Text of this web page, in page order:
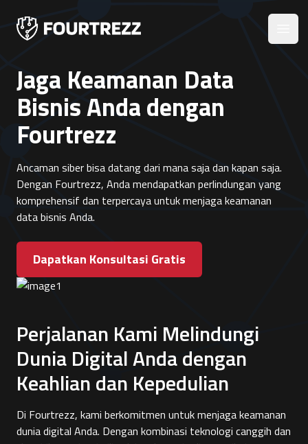
Jaga Keamanan Data
Bisnis Anda dengan
Fourtrezz
Ancaman siber bisa datang dari mana saja dan kapan saja.
Dengan Fourtrezz, Anda mendapatkan perlindungan yang
komprehensif dan terpercaya untuk menjaga keamanan
data bisnis Anda.
Dapatkan Konsultasi Gratis
Perjalanan Kami Melindungi
Dunia Digital Anda dengan
Keahlian dan Kepedulian
Di Fourtrezz, kami berkomitmen untuk menjaga keamanan
dunia digital Anda. Dengan kombinasi teknologi canggih dan